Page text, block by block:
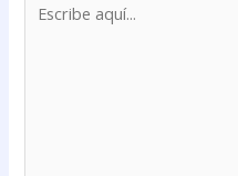
aquí...